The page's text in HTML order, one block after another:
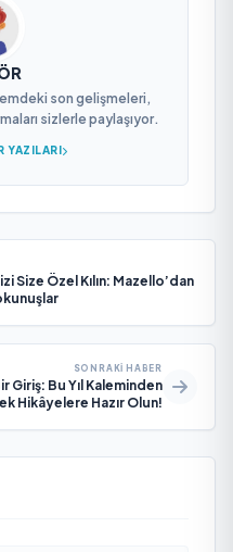
son gelişmeleri,
sizlerle paylaşıyor.
YAZILARI
Size Özel Kılın: Mazello’dan
SONRAKI HABER
Giriş: Bu Yıl Kaleminden
Hikâyelere Hazır Olun!